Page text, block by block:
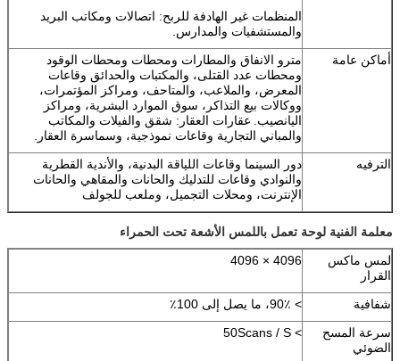
المنظمات غير الهادفة للربح: اتصالات ومكاتب البريد
والمستشفيات والمدارس.
أماكن عامة
مترو الانفاق والمطارات ومحطات ومحطات الوقود
ومحطات عدد القتلى، والمكتبات والحدائق وقاعات
المعرض، والملاعب، والمتاحف، ومراكز المؤتمرات،
ووكالات بيع التذاكر، سوق الموارد البشرية، ومراكز
اليانصيب. عقارات العقار: شقق والفيلات والمكاتب
والمباني التجارية وقاعات نموذجية، وسماسرة العقار.
الترفيه
دور السينما وقاعات اللياقة البدنية، والأندية القطرية
والنوادي وقاعات للتدليك والحانات والمقاهي والحانات
الإنترنت، ومحلات التجميل، وملعب للجولف
معلمة الفنية لوحة تعمل باللمس الأشعة تحت الحمراء
لمس ماكس
القرار
4096 × 4096
شفافية
> 90٪، ما يصل إلى 100٪
سرعة المسح
الضوئي
> 50Scans / S